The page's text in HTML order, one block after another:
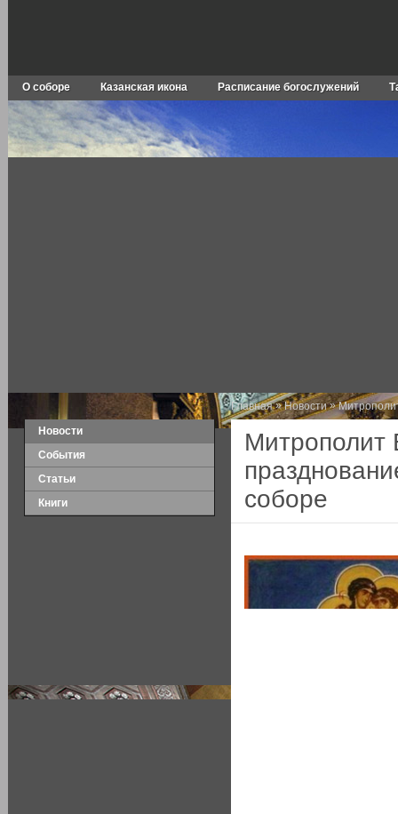
О соборе Казанская икона Расписание богослужений
Новости
События
Статьи
Книги
Главная»Новости»
Митрополит
соборе